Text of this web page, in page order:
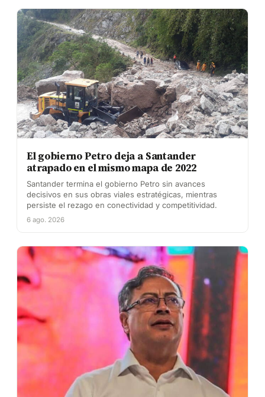
El gobierno Petro deja a Santander
atrapado en el mismo mapa de 2022
Santander termina el gobierno Petro sin avances
decisivos en sus obras viales estratégicas, mientras
persiste el rezago en conectividad y competitividad.
6 ago. 2026